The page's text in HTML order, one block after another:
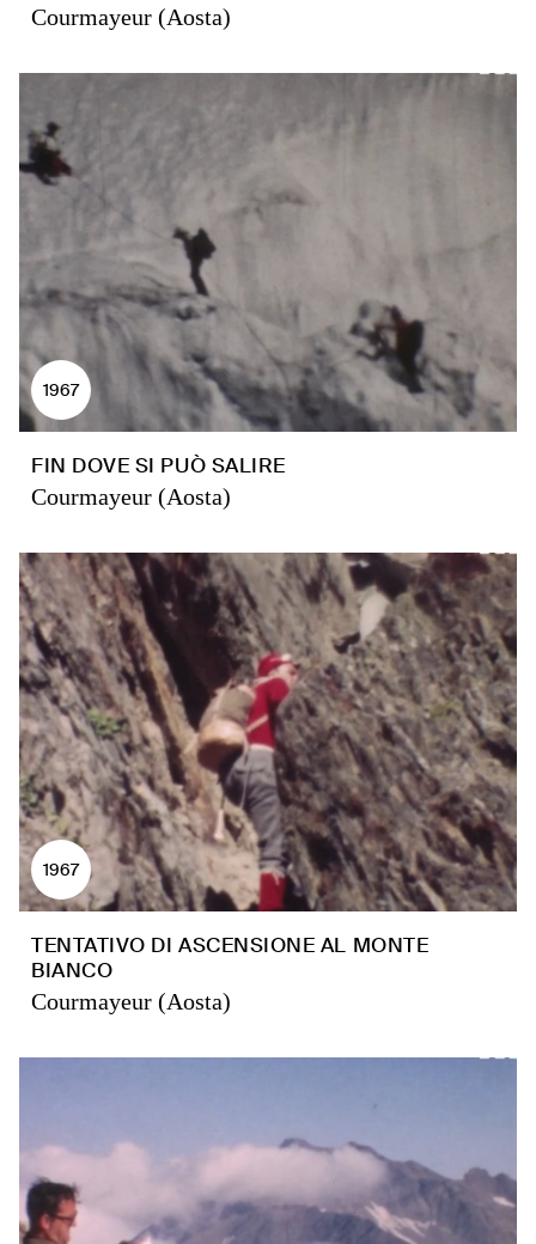
Courmayeur (Aosta)
1967
FIN DOVE SI PUÒ SALIRE
Courmayeur (Aosta)
1967
TENTATIVO DI ASCENSIONE AL MONTE
BIANCO
Courmayeur (Aosta)